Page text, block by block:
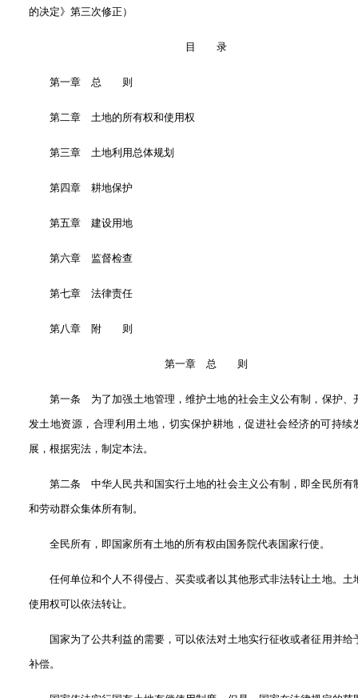
的决定》第三次修正）
目 录
第一章 总 则
第二章 土地的所有权和使用权
第三章 土地利用总体规划
第四章 耕地保护
第五章 建设用地
第六章 监督检查
第七章 法律责任
第八章 附 则
第一章 总 则
第一条 为了加强土地管理，维护土地的社会主义公有制，保护、
发土地资源，合理利用土地，切实保护耕地，促进社会经济的可持续
展，根据宪法，制定本法。
第二条 中华人民共和国实行土地的社会主义公有制，即全民所有
和劳动群众集体所有制。
全民所有，即国家所有土地的所有权由国务院代表国家行使。
任何单位和个人不得侵占、买卖或者以其他形式非法转让土地。土
使用权可以依法转让。
国家为了公共利益的需要，可以依法对土地实行征收或者征用并给
补偿。